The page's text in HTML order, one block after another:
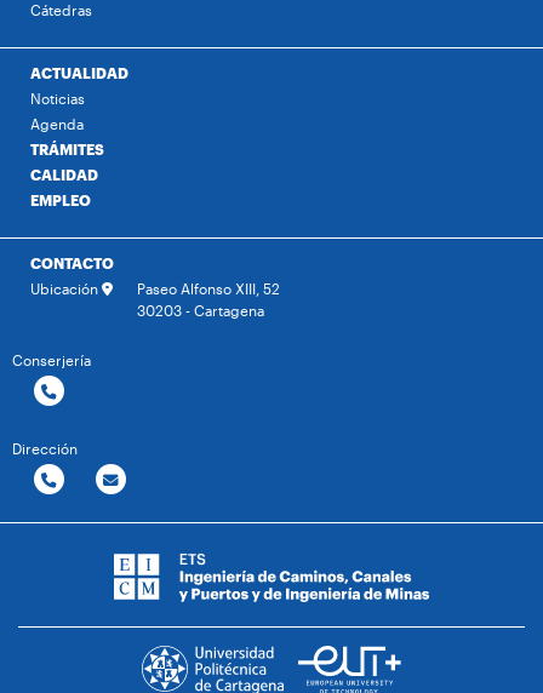
Cátedras
ACTUALIDAD
Noticias
Agenda
TRÁMITES
CALIDAD
EMPLEO
CONTACTO
Ubicación
Paseo Alfonso XIII, 52
30203 - Cartagena
Conserjería
Dirección